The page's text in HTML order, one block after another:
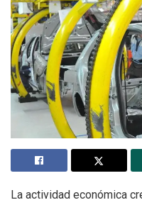
La actividad económica